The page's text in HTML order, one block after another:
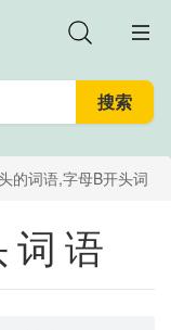
的词语,字母B开头词
语